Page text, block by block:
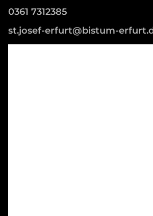
0361 7312385
st.josef-erfurt@bistum-